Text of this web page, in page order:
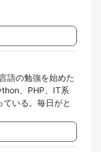
語の勉強を始めた
、PHP、IT系
いる。毎日がと